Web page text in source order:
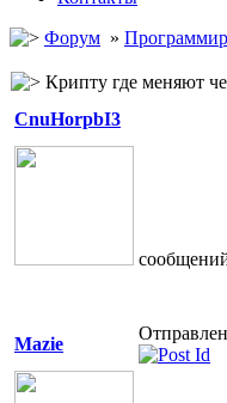
Форум »
Крипту где меняют
CnuHorpbI3
Mazie